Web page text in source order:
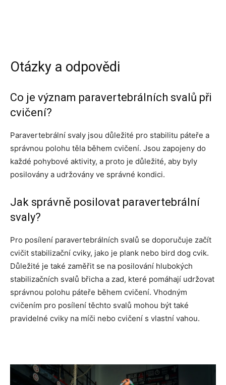
Otázky a odpovědi
Co je význam paravertebrálních svalů při
cvičení?
Paravertebrální svaly jsou důležité pro stabilitu páteře a
správnou polohu těla během cvičení. Jsou zapojeny do
každé pohybové aktivity, a proto je důležité, aby byly
posilovány a udržovány ve správné kondici.
Jak správně posilovat paravertebrální
svaly?
Pro posílení paravertebrálních svalů se doporučuje začít
cvičit stabilizační cviky, jako je plank nebo bird dog cvik.
Důležité je také zaměřit se na posilování hlubokých
stabilizačních svalů břicha a zad, které pomáhají udržovat
správnou polohu páteře během cvičení. Vhodným
cvičením pro posílení těchto svalů mohou být také
pravidelné cviky na míči nebo cvičení s vlastní vahou.